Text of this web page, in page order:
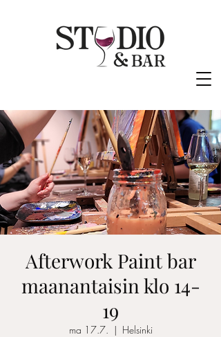
Afterwork Paint bar
maanantaisin klo 14-
19
ma 17.7.
  |
Helsinki